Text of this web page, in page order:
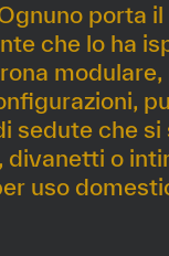
porta il
che lo ha
sedute che
divanetti o
uso